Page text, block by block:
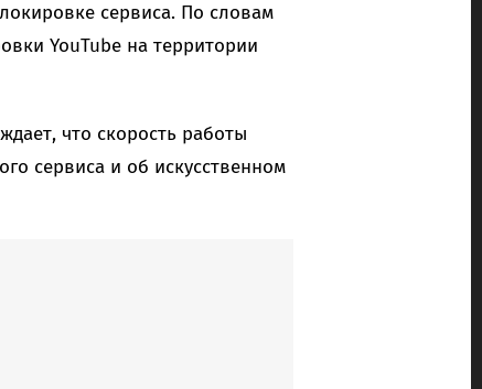
сервиса. По словам
YouTube на территории
что скорость работы
сервиса и об искусственном